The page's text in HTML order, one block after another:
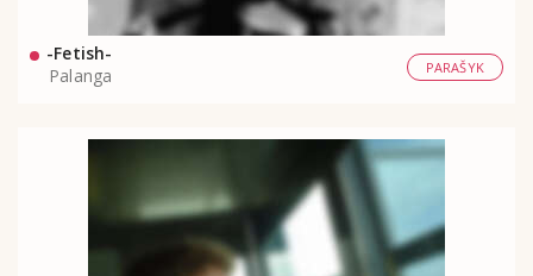
-Fetish-
Palanga
PARAŠYK